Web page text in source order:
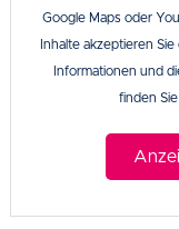
Google Maps oder
Inhalte akzeptieren Sie
Informationen und
finden